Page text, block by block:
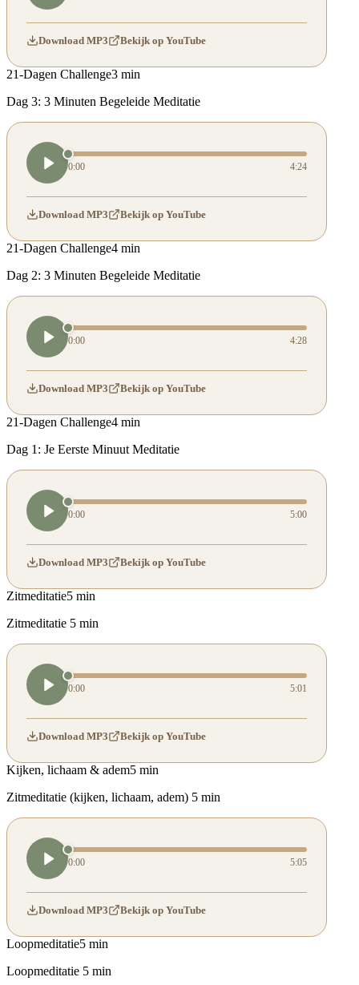
Download MP3 Bekijk op YouTube
21-Dagen Challenge3 min
Dag 3: 3 Minuten Begeleide Meditatie
0:00 4:24
Download MP3 Bekijk op YouTube
21-Dagen Challenge4 min
Dag 2: 3 Minuten Begeleide Meditatie
0:00 4:28
Download MP3 Bekijk op YouTube
21-Dagen Challenge4 min
Dag 1: Je Eerste Minuut Meditatie
0:00 5:00
Download MP3 Bekijk op YouTube
Zitmeditatie5 min
Zitmeditatie 5 min
0:00 5:01
Download MP3 Bekijk op YouTube
Kijken, lichaam & adem5 min
Zitmeditatie (kijken, lichaam, adem) 5 min
0:00 5:05
Download MP3 Bekijk op YouTube
Loopmeditatie5 min
Loopmeditatie 5 min